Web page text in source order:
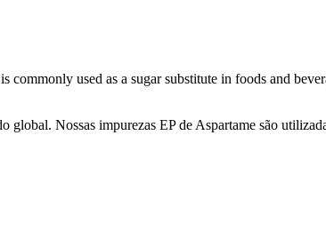
used as a sugar substitute in foods and
Nossas impurezas EP de Aspartame são